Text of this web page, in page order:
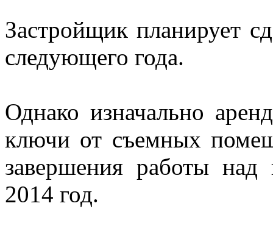
Застройщик планирует
следующего года.
Однако изначально
ключи от съемных
завершения работы над
2014 год.